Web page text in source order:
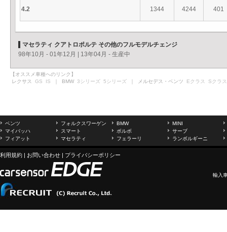
4.2 1344 4244 401
マセラティ クアトロポルテ その他のフルモデルチェンジ
98年10月 - 01年12月
13年04月 - 生産中
【オススメ車種へのリンク】
レクサス GS IS ｜ BMW 3シリーズ 5シリーズ ｜ メルセデス・ベンツ Eクラス Sクラス
ベンツ フォルクスワーゲン BMW
MINI
マイバッハ
スマート ボルボ
サーブ
フィアット
マセラティ フェラーリ ランボルギーニ
利用規約 | お問い合わせ | プライバシーポリシー
輸入